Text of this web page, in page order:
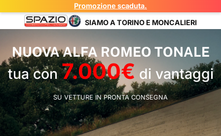
Promozione scaduta.
SIAMO A TORINO E MONCALIERI
NUOVA ALFA ROMEO TONALE
tua con7.000€ di vantaggi
SU VETTURE IN PRONTA CONSEGNA